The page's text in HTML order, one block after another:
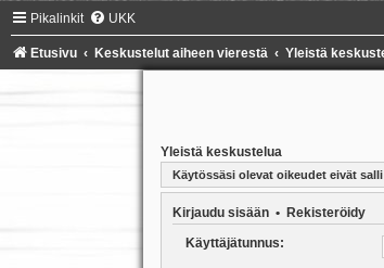
Pikalinkit UKK
Etusivu Keskustelut aiheen vierestä Yleistä
Yleistä keskustelua
Käytössäsi olevat oikeudet eivät
Kirjaudu sisään• Rekisteröidy
Käyttäjätunnus: